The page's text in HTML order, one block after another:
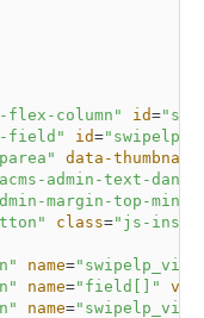
flex-column" id=
field" id="swipelp-
data-thumbnail
admin-text-
margin-top-mini"
class="js-insert
name=
name="field[]"
name=